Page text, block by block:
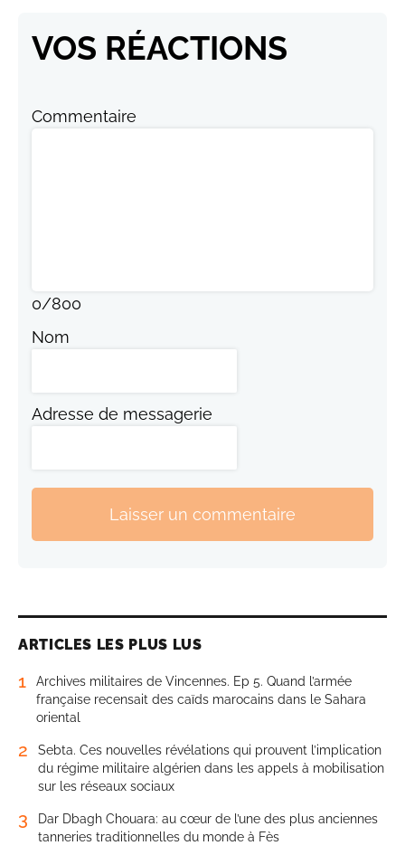
VOS RÉACTIONS
Commentaire
0/800
Nom
Adresse de messagerie
Laisser un commentaire
ARTICLES LES PLUS LUS
1
Archives militaires de Vincennes. Ep 5. Quand l’armée
française recensait des caïds marocains dans le Sahara
oriental
2
Sebta. Ces nouvelles révélations qui prouvent l’implication
du régime militaire algérien dans les appels à mobilisation
sur les réseaux sociaux
3
Dar Dbagh Chouara: au cœur de l’une des plus anciennes
tanneries traditionnelles du monde à Fès